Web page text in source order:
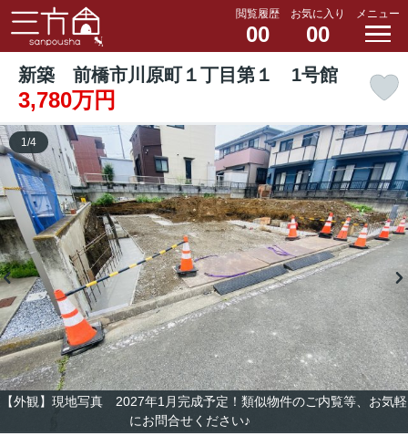
閲覧履歴
00
お気に入り
00
メニュー
新築 前橋市川原町１丁目第１ 1号館
3,780万円
【外観】現地写真 2027年1月完成予定！類似物件のご内覧等、お気軽
にお問合せください♪
1/4